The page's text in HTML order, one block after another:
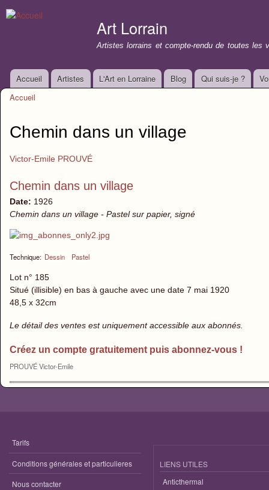
Art Lorrain
Artistes lorrains et compte-rendu de toutes les
Menu principal
Accueil Artistes L'Art en Lorraine Blog Qui suis-je ?
Accueil
Chemin dans un village
Victor-Emile PROUVÉ
Chemin dans un village
Date: 1926
Chemin dans un village - Pastel sur papier, signé
Technique: Dessin Pastel
Lot n° 185
Situé (illisible) en bas à gauche avec une date 7 mai 1920
48,5 x 32cm
Le détail des ventes est uniquement accessible aux abonnés.
Créez un compte gratuitement puis abonnez-vous !
PROUVÉ Victor-Emile
Tarifs
Conditions générales et particulieres
Nous contacter
LIENS UTILES
Anticthermal